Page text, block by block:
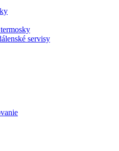
servisy